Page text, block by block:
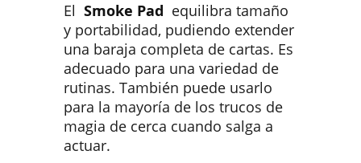
El Smoke Pad equilibra tamaño
y portabilidad, pudiendo extender
una baraja completa de cartas. Es
adecuado para una variedad de
rutinas. También puede usarlo
para la mayoría de los trucos de
magia de cerca cuando salga a
actuar.